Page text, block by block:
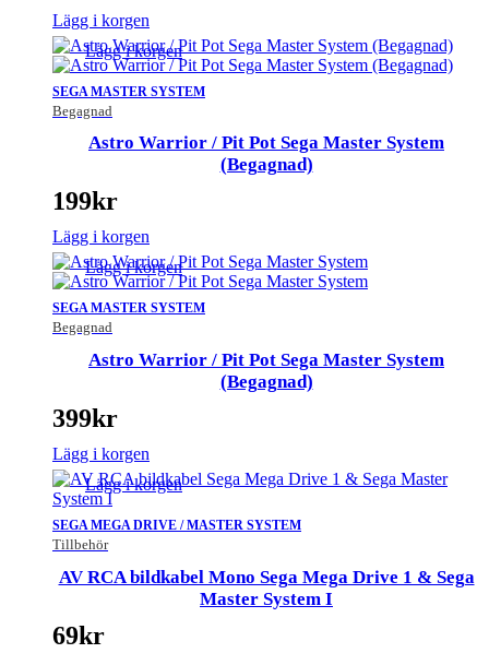
Lägg i korgen
SEGA MASTER SYSTEM
Begagnad
Lägg i korgen
Astro Warrior / Pit Pot Sega Master System
(Begagnad)
199kr
Lägg i korgen
SEGA MASTER SYSTEM
Begagnad
Lägg i korgen
Astro Warrior / Pit Pot Sega Master System
(Begagnad)
399kr
Lägg i korgen
SEGA MEGA DRIVE / MASTER SYSTEM
Tillbehör
Lägg i korgen
AV RCA bildkabel Mono Sega Mega Drive 1 & Sega
Master System I
69kr